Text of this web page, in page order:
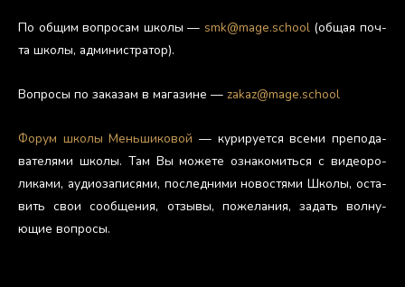
По об­щим воп­ро­сам шко­лы — smk@mage.school(об­щая поч­
та шко­лы, ад­ми­нис­тра­тор).
Воп­ро­сы по за­казам в ма­гази­не — zakaz@mage.school
Фо­рум шко­лы Мень­ши­ковой — ку­риру­ет­ся все­ми пре­пода­
вате­лями шко­лы. Там Вы мо­жете оз­на­комить­ся с ви­де­оро­
лика­ми, а­уди­оза­пися­ми, пос­ледни­ми но­вос­тя­ми Шко­лы, ос­та­
вить свои со­об­ще­ния, от­зы­вы, по­жела­ния, за­дать вол­ну­
ющие воп­ро­сы.